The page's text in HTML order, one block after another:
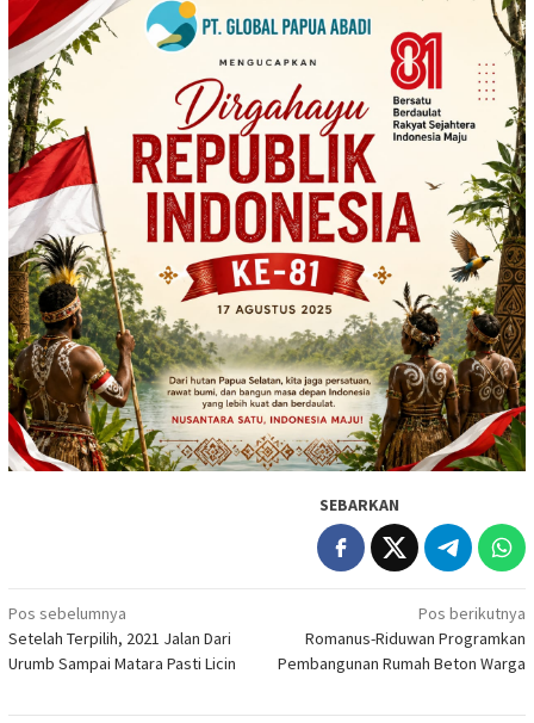
SEBARKAN
Navigasi
pos
Pos sebelumnya
Setelah Terpilih, 2021 Jalan Dari
Urumb Sampai Matara Pasti Licin
Pos berikutnya
Romanus-Riduwan Programkan
Pembangunan Rumah Beton Warga